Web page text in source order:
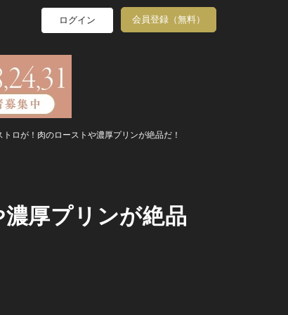
ログイン 会員登録（無料）
ロが！肉のローストや濃厚プリンが絶品だ！
厚プリンが絶品